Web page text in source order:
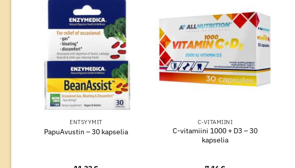
ENTSYYMIT
PapuAvustin – 30 kapselia
C-VITAMIINI
C-vitamiini 1000 + D3 – 30
kapselia